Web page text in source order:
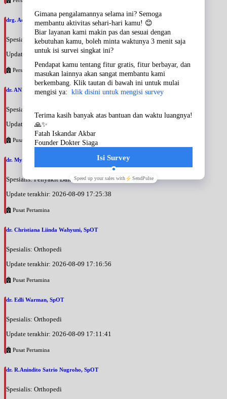
drg. Addys Rino Hariar, SpBM
Spesialis: Gigi & Mulut
Update terakhir: 2026-08-09 18:30:30
Persahabatan
dr. ANNA ARIANE, SpPDKR
Spesialis: Penyakit Dalam
Update terakhir: 2026-08-09 17:28:07
Pusat Pertamina
dr. Myrna Martinus, SpPDKEMD
Spesialis: Penyakit Dalam
Update terakhir: 2026-08-09 17:25:38
Pusat Pertamina
dr. Christiana Liinda Wahyuni, SpOT
Spesialis: Orthopedi
Update terakhir: 2026-08-09 17:16:56
Pusat Pertamina
dr. Edli Warman, SpOT
Spesialis: Orthopedi
Update terakhir: 2026-08-09 17:11:41
Pusat Pertamina
dr. R.Anindito Satrio Nugroho, SpOT
Spesialis: Orthopedi